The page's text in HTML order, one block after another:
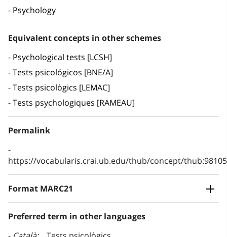
Psychology
Equivalent concepts in other schemes
Psychological tests [LCSH]
Tests psicológicos [BNE/A]
Tests psicològics [LEMAC]
Tests psychologiques [RAMEAU]
Permalink
https://vocabularis.crai.ub.edu/thub/concept/
Format MARC21
Preferred term in other languages